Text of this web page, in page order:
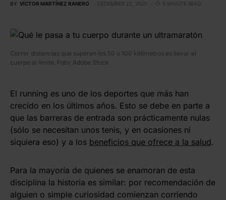
BY VÍCTOR MARTÍNEZ RANERO DECEMBER 22, 2020 9 MINUTE READ
Correr distancias que superan los 50 o 100 kilómetros es llevar el
cuerpo al límite. Foto: Adobe Stock
El running es uno de los deportes que más han
crecido en los últimos años. Esto se debe en parte a
que las barreras de entrada son prácticamente nulas
(sólo se necesitan unos tenis, y en ocasiones ni
siquiera eso) y a los beneficios que ofrece a la salud.
Para la mayoría de quienes se enamoran de esta
disciplina la historia es similar: por recomendación de
alguien o simple curiosidad comienzan corriendo